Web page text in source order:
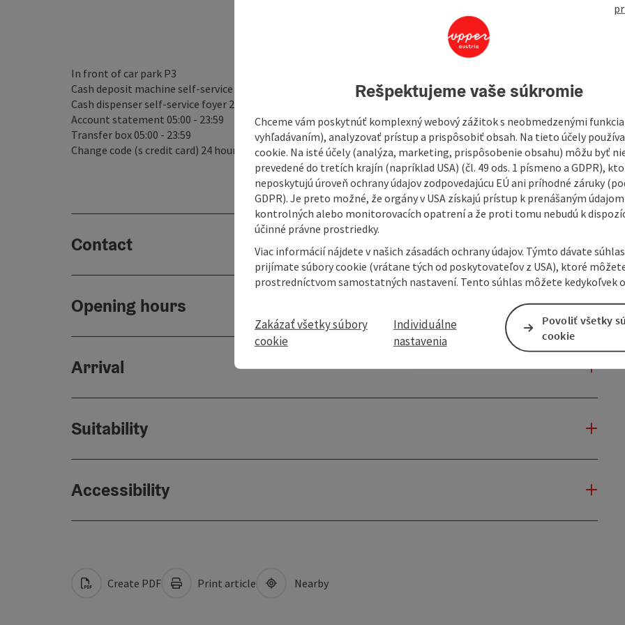
5360
In front of car park P3
Cash deposit machine self-service foyer 24 hours
Cash dispenser self-service foyer 24 hours
Account statement 05:00 - 23:59
Transfer box 05:00 - 23:59
Change code (s credit card) 24 hours
Contact
Opening hours
Arrival
Suitability
Accessibility
Create PDF Print article Nearby
Rešpektujeme vaše súkromie
Chceme vám poskytnúť komplexný webový zážitok s neobmedzenými
vyhľadávaním), analyzovať prístup a prispôsobiť obsah. Na tieto účely
cookie. Na isté účely (analýza, marketing, prispôsobenie obsahu) môžu byť
prevedené do tretích krajín (napríklad USA) (čl. 49 ods. 1 písmeno a GDPR),
neposkytujú úroveň ochrany údajov zodpovedajúcu EÚ ani príhodné záruky
GDPR). Je preto možné, že orgány v USA získajú prístup k prenášaným
kontrolných alebo monitorovacích opatrení a že proti tomu nebudú k
účinné právne prostriedky.
Viac informácií nájdete v našich zásadách ochrany údajov. Týmto dávate
prijímate súbory cookie (vrátane tých od poskytovateľov z USA), ktoré
prostredníctvom samostatných nastavení. Tento súhlas môžete kedykoľvek
Zakázať všetky súbory
cookie
Individuálne
nastavenia
Povoliť všetky
cookie